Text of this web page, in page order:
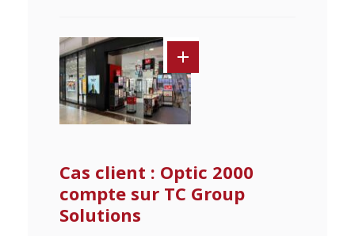
Cas client : Optic 2000
compte sur TC Group
Solutions